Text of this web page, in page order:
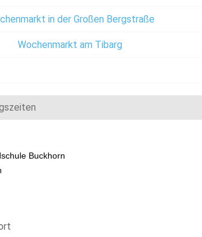
in der Großen Bergstraße
Wochenmarkt am Tibarg
Buckhorn